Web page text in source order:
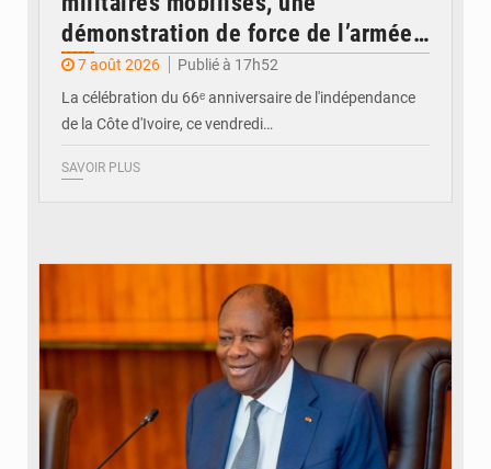
démonstration de force de l’armée
ivoirienne à Yopougon
7 août 2026
Publié à 17h52
La célébration du 66ᵉ anniversaire de l'indépendance
de la Côte d'Ivoire, ce vendredi…
SAVOIR PLUS